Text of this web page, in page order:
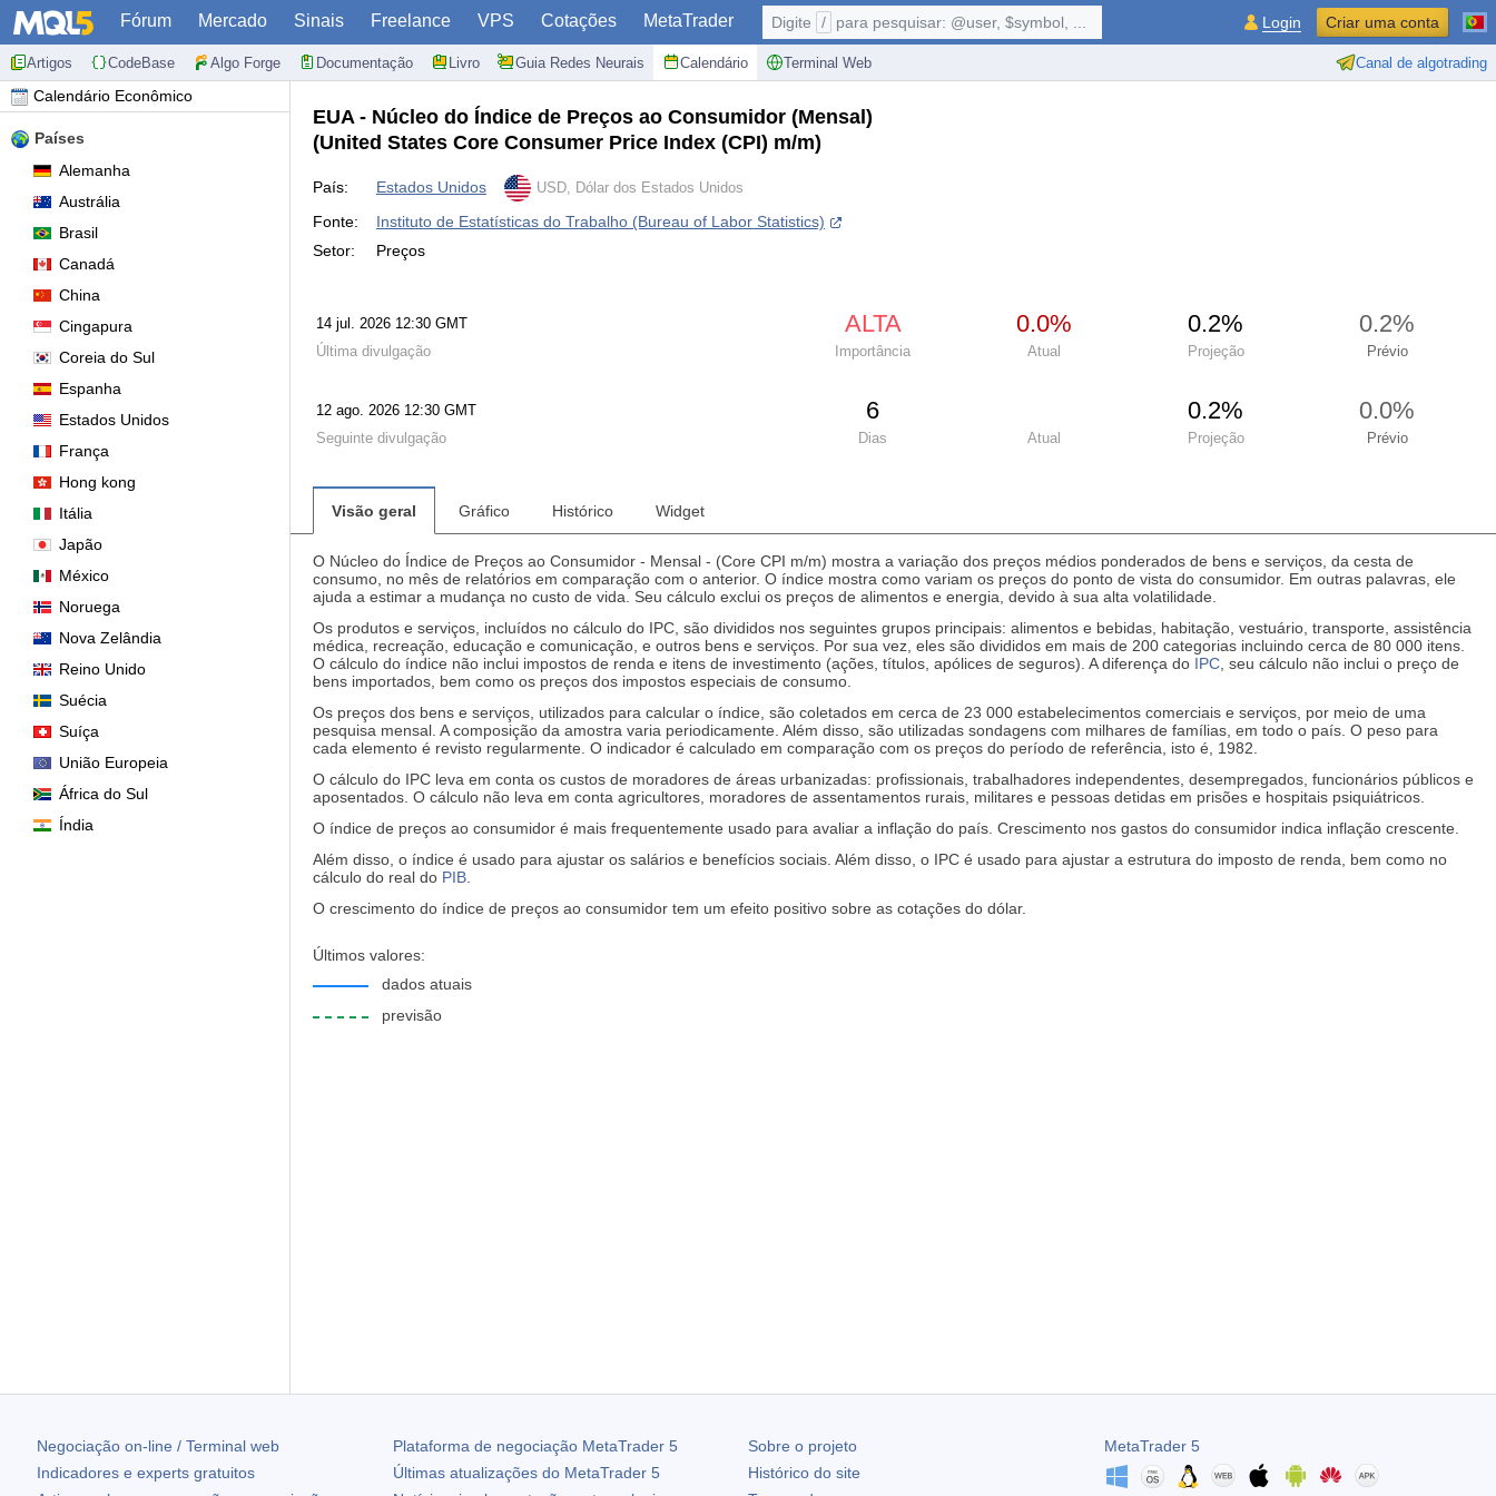
Fórum Mercado Sinais Freelance VPS Cotações MetaTrader
Artigos CodeBase Algo Forge Documentação Livro Guia Redes Neurais Calendário Terminal Web Canal de algotrading
Digite / para pesquisar: @user, $symbol, ... Login Criar uma conta
Calendário Econômico
Países
Alemanha
Austrália
Brasil
Canadá
China
Cingapura
Coreia do Sul
Espanha
Estados Unidos
França
Hong kong
Itália
Japão
México
Noruega
Nova Zelândia
Reino Unido
Suécia
Suíça
União Europeia
África do Sul
Índia
EUA - Núcleo do Índice de Preços ao Consumidor (Mensal)
(United States Core Consumer Price Index (CPI) m/m)
País: Estados Unidos USD, Dólar dos Estados Unidos
Fonte:
Instituto de Estatísticas do Trabalho (Bureau of Labor Statistics)
Setor:
Preços
14 jul. 2026 12:30 GMT ALTA 0.0% 0.2% 0.2%
Última divulgação Importância Atual Projeção Prévio
12 ago. 2026 12:30 GMT 6 0.2% 0.0%
Seguinte divulgação Dias Atual Projeção Prévio
Visão geral Gráfico Histórico Widget
O Núcleo do Índice de Preços ao Consumidor - Mensal - (Core CPI m/m) mostra a variação dos preços médios ponderados de bens e serviços, da cesta de
consumo, no mês de relatórios em comparação com o anterior. O índice mostra como variam os preços do ponto de vista do consumidor. Em outras palavras, ele
ajuda a estimar a mudança no custo de vida. Seu cálculo exclui os preços de alimentos e energia, devido à sua alta volatilidade.
Os produtos e serviços, incluídos no cálculo do IPC, são divididos nos seguintes grupos principais: alimentos e bebidas, habitação, vestuário, transporte, assistência
médica, recreação, educação e comunicação, e outros bens e serviços. Por sua vez, eles são divididos em mais de 200 categorias incluindo cerca de 80 000 itens.
O cálculo do índice não inclui impostos de renda e itens de investimento (ações, títulos, apólices de seguros). A diferença do IPC , seu cálculo não inclui o preço de
bens importados, bem como os preços dos impostos especiais de consumo.
Os preços dos bens e serviços, utilizados para calcular o índice, são coletados em cerca de 23 000 estabelecimentos comerciais e serviços, por meio de uma
pesquisa mensal. A composição da amostra varia periodicamente. Além disso, são utilizadas sondagens com milhares de famílias, em todo o país. O peso para
cada elemento é revisto regularmente. O indicador é calculado em comparação com os preços do período de referência, isto é, 1982.
O cálculo do IPC leva em conta os custos de moradores de áreas urbanizadas: profissionais, trabalhadores independentes, desempregados, funcionários públicos e
aposentados. O cálculo não leva em conta agricultores, moradores de assentamentos rurais, militares e pessoas detidas em prisões e hospitais psiquiátricos.
O índice de preços ao consumidor é mais frequentemente usado para avaliar a inflação do país. Crescimento nos gastos do consumidor indica inflação crescente.
Além disso, o índice é usado para ajustar os salários e benefícios sociais. Além disso, o IPC é usado para ajustar a estrutura do imposto de renda, bem como no
cálculo do real do PIB
O crescimento do índice de preços ao consumidor tem um efeito positivo sobre as cotações do dólar.
Últimos valores:
dados atuais
previsão
Negociação on-line / Terminal web
Indicadores e experts gratuitos
Plataforma de negociação MetaTrader 5
Últimas atualizações do MetaTrader 5
Sobre o projeto
Histórico do site
MetaTrader 5